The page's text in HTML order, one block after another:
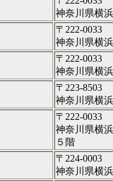
神奈川県横
〒222-0033
神奈川県横
〒222-0033
神奈川県横
〒223-8503
神奈川県横
〒222-0033
神奈川県横
５階
〒224-0003
神奈川県横